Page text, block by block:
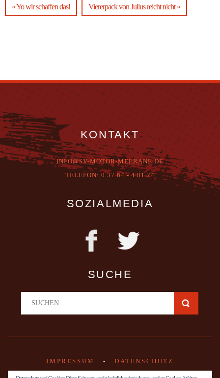
« Yo wir schaffen das! Viererpack von Julius reicht nicht »
KONTAKT
INFO@SV-MOTOR-MEERANE.DE
TELEFON: 0 37 64 - 4 81 24
SOZIALMEDIA
SUCHE
IMPRESSUM - DATENSCHUTZ